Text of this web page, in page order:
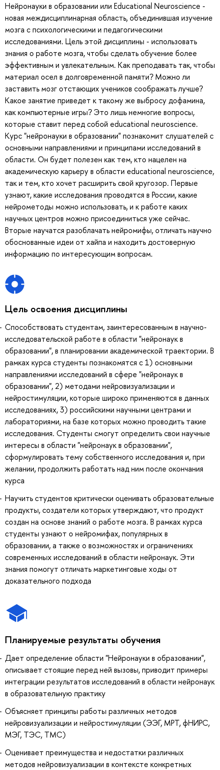
Нейронауки в образовании или Educational Neuroscience -
новая междисциплинарная область, объединившая изучение
мозга с психологическими и педагогическими
исследованиями. Цель этой дисциплины - использовать
знания о работе мозга, чтобы сделать обучение более
эффективным и увлекательным. Как преподавать так, чтобы
материал осел в долговременной памяти? Можно ли
заставить мозг отстающих учеников соображать лучше?
Какое занятие приведет к такому же выбросу дофамина,
как компьютерные игры? Это лишь немногие вопросы,
которые ставит перед собой educational neuroscience.
Курс "нейронауки в образовании" познакомит слушателей с
основными направлениями и принципами исследований в
области. Он будет полезен как тем, кто нацелен на
академическую карьеру в области educational neuroscience,
так и тем, кто хочет расширить свой кругозор. Первые
узнают, какие исследования проводятся в России, какие
нейрометоды можно использовать, и к работе каких
научных центров можно присоединиться уже сейчас.
Вторые научатся разоблачать нейромифы, отличать научно
обоснованные идеи от хайпа и находить достоверную
информацию по интересующим вопросам.
Цель освоения дисциплины
Способствовать студентам, заинтересованным в научно-
исследовательской работе в области "нейронаук в
образовании", в планировании академической траектории. В
рамках курса студенты познакомятся с 1) основными
направлениями исследований в сфере "нейронаук в
образовании", 2) методами нейровизуализации и
нейростимуляции, которые широко применяются в данных
исследованиях, 3) российскими научными центрами и
лабораториями, на базе которых можно проводить такие
исследования. Студенты смогут определить свои научные
интересы в области "нейронаук в образовании",
сформулировать тему собственного исследования и, при
желании, продолжить работать над ним после окончания
курса
Научить студентов критически оценивать образовательные
продукты, создатели которых утверждают, что продукт
создан на основе знаний о работе мозга. В рамках курса
студенты узнают о нейромифах, популярных в
образовании, а также о возможностях и ограничениях
современных исследований в области нейронаук. Эти
знания помогут отличать маркетинговые ходы от
доказательного подхода
Планируемые результаты обучения
Дает определение области "Нейронауки в образовании",
описывает стоящие перед ней вызовы, приводит примеры
интеграции результатов исследований в области нейронаук
в образовательную практику
Объясняет принципы работы различных методов
нейровизуализации и нейростимуляции (ЭЭГ, МРТ, фНИРС,
МЭГ, ТЭС, ТМС)
Оценивает преимущества и недостатки различных
методов нейровизуализации в контексте конкретных